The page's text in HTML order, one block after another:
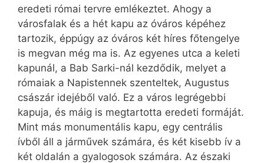
eredeti római tervre emlékeztet. Ahogy a
városfalak és a hét kapu az óváros képéhez
tartozik, éppúgy az óváros két híres főtengelye
is megvan még ma is. Az egyenes utca a keleti
kapunál, a Bab Sarki-nál kezdődik, melyet a
rómaiak a Napistennek szenteltek, Augustus
császár idejéből való. Ez a város legrégebbi
kapuja, és máig is megtartotta eredeti formáját.
Mint más monumentális kapu, egy centrális
ívből áll a járművek számára, és két kisebb ív a
két oldalán a gyalogosok számára. Az északi